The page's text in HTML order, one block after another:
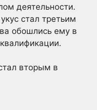
деятельности.
стал третьим
обошлись ему в
вторым в